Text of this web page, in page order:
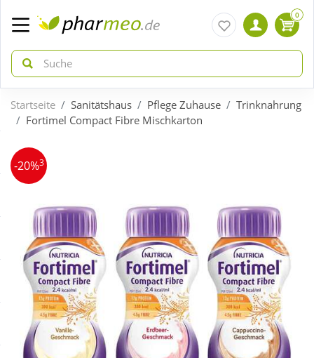
zurück
ÜBERSICHT AKTIONEN
Gratis dazu
Neuheiten
Sale
zurück
ÜBERSICHT KATEGORIEN
Bio & Genuss
Diabetes
Körperpflege & Kosmetik
0
Startseite Sanitätshaus Pflege Zuhause
Trinknahrung
Fortimel Compact Fibre Mischkarton
-20%3